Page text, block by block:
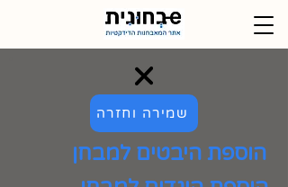
שמירה וחזרה
הוספת היבטים למבחן